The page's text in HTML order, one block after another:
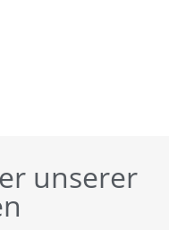
unserer